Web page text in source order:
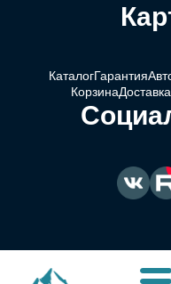
КаталогГарантия
КорзинаДоставка